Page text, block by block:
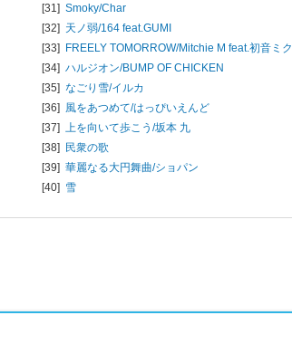
[31] Smoky/Char
[32] 天ノ弱/164 feat.GUMI
[33] FREELY TOMORROW/Mitchie M feat.初音ミク
[34] ハルジオン/BUMP OF CHICKEN
[35] なごり雪/イルカ
[36] 風をあつめて/はっぴいえんど
[37] 上を向いて歩こう/坂本 九
[38] 民衆の歌
[39] 華麗なる大円舞曲/ショパン
[40] 雪